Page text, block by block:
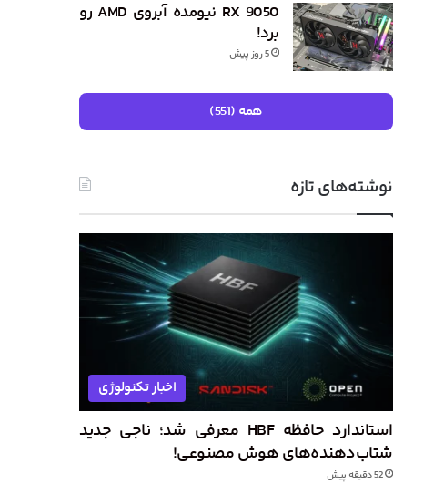
RX 9050 نیومده آبروی AMD رو
برد!
5 روز پیش
همه (551)
نوشته‌های تازه
اخبار تکنولوژی
استاندارد حافظه HBF معرفی شد؛ ناجی جدید
شتاب‌دهنده‌های هوش مصنوعی!
52 دقیقه پیش